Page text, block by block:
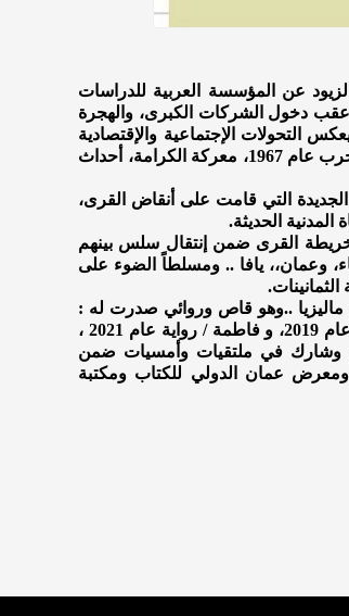
عن المؤسسة العربية للدراسات
عقب دخول الشركات الكبرى، والهجرة
التحولات الإجتماعية والإقتصادية
التي شهدها سكان القرى، مع التركيز على أحداث مهمة في تاريخ الأردن مثل حرب عام 1967، معركة الكرامة، أحداث
التي قامت على أنقاض القرى،
الحديثة.
خريطة القرى ضمن إنتقال سلس بينهم
وعمان،، يافا .. ومسلطاً الضوء على
ماليزيا ..وهو قاص وروائي صدرت له :
ضوء جديد / مجموعة قصصية عام 2015، وحيدا كوتر ربابة / مجموعة قصصية عام 2019، و فاطمة / رواية عام 2021 ،
وشارك في ملتقيات وأمسيات ضمن
ومعرض عمان الدولي للكتاب ومكتبة